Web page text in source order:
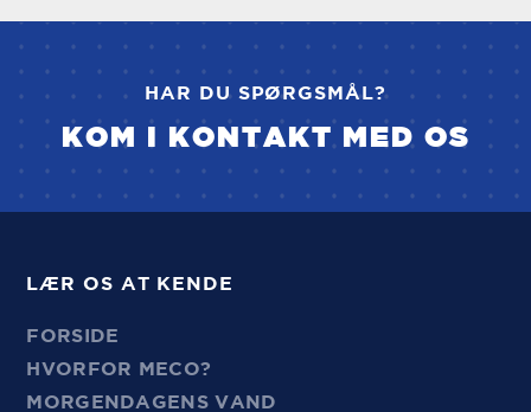
HAR DU SPØRGSMÅL?
KOM I KONTAKT MED OS
LÆR OS AT KENDE
FORSIDE
HVORFOR MECO?
MORGENDAGENS VAND